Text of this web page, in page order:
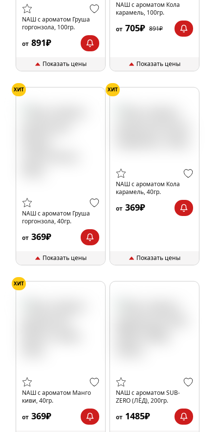
NАШ с ароматом Груша
горгонзола, 100гр.
от 891₽
Показать цены
NАШ с ароматом Кола
карамель, 100гр.
от 705₽ 891₽
Показать цены
ХИТ
NАШ с ароматом Груша
горгонзола, 40гр.
от 369₽
Показать цены
ХИТ
NАШ с ароматом Кола
карамель, 40гр.
от 369₽
Показать цены
ХИТ
NАШ с ароматом Манго
киви, 40гр.
от 369₽
NАШ с ароматом SUB-
ZERO (ЛЁД), 200гр.
от 1485₽